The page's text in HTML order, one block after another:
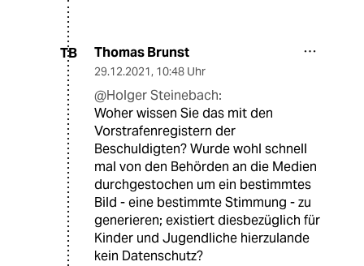
TB Thomas Brunst
29.12.2021, 10:48 Uhr
@Holger Steinebach:
Woher wissen Sie das mit den
Vorstrafenregistern der
Beschuldigten? Wurde wohl schnell
mal von den Behörden an die Medien
durchgestochen um ein bestimmtes
Bild - eine bestimmte Stimmung - zu
generieren; existiert diesbezüglich für
Kinder und Jugendliche hierzulande
kein Datenschutz?